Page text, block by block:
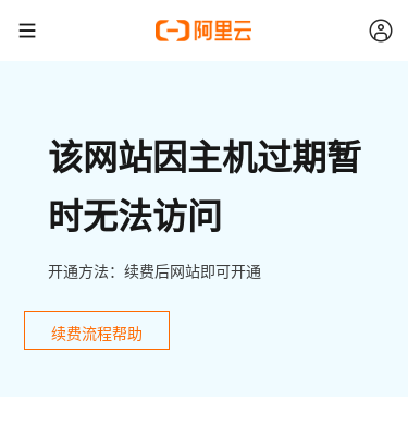
该网站因主机过期暂
时无法访问
开通方法：续费后网站即可开通
续费流程帮助